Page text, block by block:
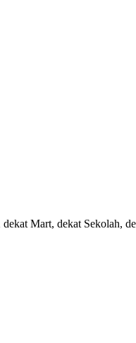
Mart, dekat Sekolah,